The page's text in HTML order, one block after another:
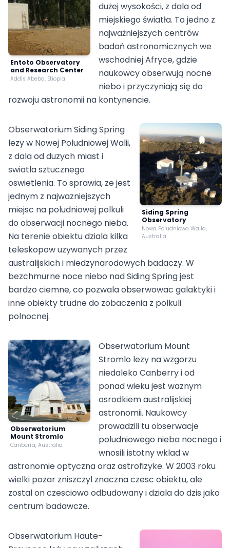
Entoto Observatory
and Research Center
Addis Abeba, Etiopia
dużej wysokości, z dala od
miejskiego światła. To jedno z
najważniejszych centrów
badań astronomicznych we
wschodniej Afryce, gdzie
naukowcy obserwują nocne
niebo i przyczyniają się do
rozwoju astronomii na kontynencie.
Siding Spring
Observatory
Nowa Poludniowa Walia,
Australia
Obserwatorium Siding Spring
lezy w Nowej Poludniowej Walii,
z dala od duzych miast i
swiatla sztucznego
oswietlenia. To sprawia, ze jest
jednym z najwazniejszych
miejsc na poludniowej polkuli
do obserwacji nocnego nieba.
Na terenie obiektu dziala kilka
teleskopow uzywanych przez
australijskich i miedzynarodowych badaczy. W
bezchmurne noce niebo nad Siding Spring jest
bardzo ciemne, co pozwala obserwowac galaktyki i
inne obiekty trudne do zobaczenia z polkuli
polnocnej.
Obserwatorium
Mount Stromlo
Canberra, Australia
Obserwatorium Mount
Stromlo lezy na wzgorzu
niedaleko Canberry i od
ponad wieku jest waznym
osrodkiem australijskiej
astronomii. Naukowcy
prowadzili tu obserwacje
poludniowego nieba nocnego i
wnosili istotny wklad w
astronomie optyczna oraz astrofizyke. W 2003 roku
wielki pozar zniszczyl znaczna czesc obiektu, ale
zostal on czesciowo odbudowany i dziala do dzis jako
centrum badawcze.
Obserwatorium Haute-